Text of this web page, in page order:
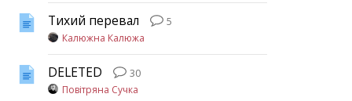
Тихий перевал
5
Калюжна Калюжа
DELETED
30
Повітряна Сучка